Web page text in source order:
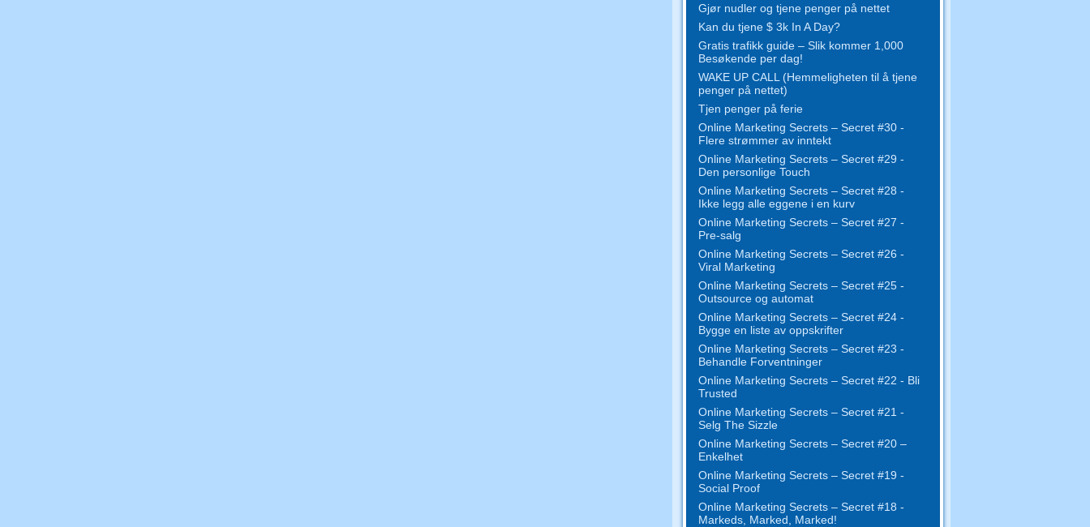
Gjør nudler og tjene penger på nettet
Kan du tjene $ 3k In A Day?
Gratis trafikk guide – Slik kommer 1,000
Besøkende per dag!
WAKE UP CALL (Hemmeligheten til å tjene
penger på nettet)
Tjen penger på ferie
Online Marketing Secrets – Secret #30 -
Flere strømmer av inntekt
Online Marketing Secrets – Secret #29 -
Den personlige Touch
Online Marketing Secrets – Secret #28 -
Ikke legg alle eggene i en kurv
Online Marketing Secrets – Secret #27 -
Pre-salg
Online Marketing Secrets – Secret #26 -
Viral Marketing
Online Marketing Secrets – Secret #25 -
Outsource og automat
Online Marketing Secrets – Secret #24 -
Bygge en liste av oppskrifter
Online Marketing Secrets – Secret #23 -
Behandle Forventninger
Online Marketing Secrets – Secret #22 - Bli
Trusted
Online Marketing Secrets – Secret #21 -
Selg The Sizzle
Online Marketing Secrets – Secret #20 –
Enkelhet
Online Marketing Secrets – Secret #19 -
Social Proof
Online Marketing Secrets – Secret #18 -
Markeds, Marked, Marked!